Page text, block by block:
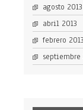
agosto 2013
abril 2013
febrero 2013
septiembre